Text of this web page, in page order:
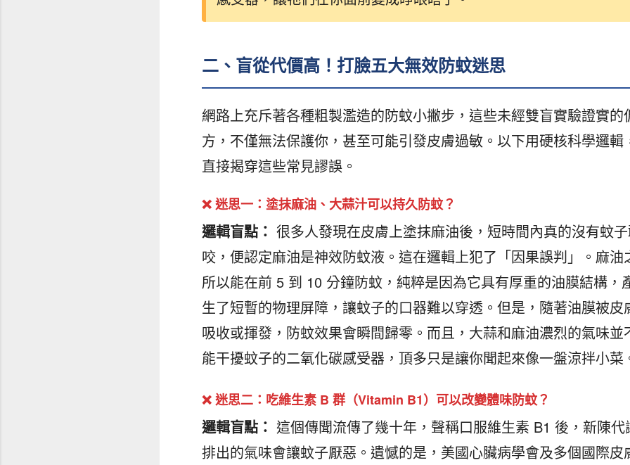
二、盲從代價高！打臉五大無效防蚊迷思
網路上充斥著各種粗製濫造的防蚊小撇步，這些未經雙盲實驗證實的
方，不僅無法保護你，甚至可能引發皮膚過敏。以下用硬核科學邏輯
直接揭穿這些常見謬誤。
❌ 迷思一：塗抹麻油、大蒜汁可以持久防蚊？
邏輯盲點： 很多人發現在皮膚上塗抹麻油後，短時間內真的沒有蚊
咬，便認定麻油是神效防蚊液。這在邏輯上犯了「因果誤判」。麻油
所以能在前 5 到 10 分鐘防蚊，純粹是因為它具有厚重的油膜結構，
生了短暫的物理屏障，讓蚊子的口器難以穿透。但是，隨著油膜被皮
吸收或揮發，防蚊效果會瞬間歸零。而且，大蒜和麻油濃烈的氣味並
能干擾蚊子的二氧化碳感受器，頂多只是讓你聞起來像一盤涼拌小菜
❌ 迷思二：吃維生素 B 群（Vitamin B1）可以改變體味防蚊？
邏輯盲點： 這個傳聞流傳了幾十年，聲稱口服維生素 B1 後，新陳代
排出的氣味會讓蚊子厭惡。遺憾的是，美國心臟病學會及多個國際皮